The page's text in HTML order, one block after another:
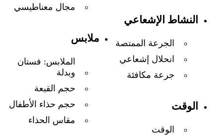
النشاط الإشعاعي
الجرعة الممتصة
انحلال إشعاعي
جرعة مكافئة
الوقت
الوقت
مجال معناطيسي
ملابس
الملابس: فستان
وبدلة
حجم القبعة
حجم حذاء الأطفال
مقاس الحذاء